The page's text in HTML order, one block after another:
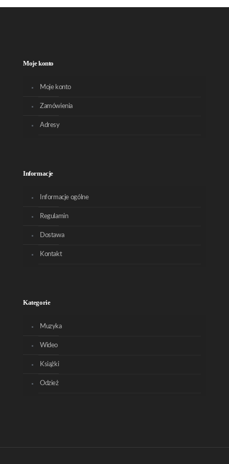
Moje konto
Moje konto
Zamówienia
Adresy
Informacje
Informacje ogólne
Regulamin
Dostawa
Kontakt
Kategorie
Muzyka
Wideo
Książki
Odzież